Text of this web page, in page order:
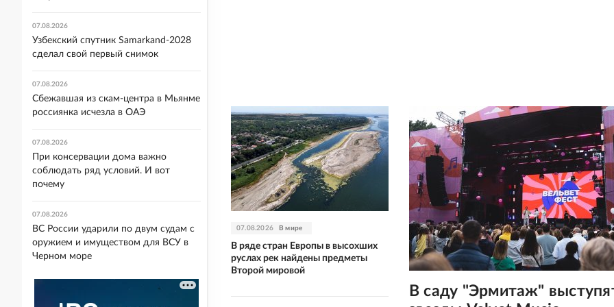
В саду "Эрмитаж"
07.08.2026 В мире
В ряде стран Европы в высохших
руслах рек найдены предметы
Второй мировой
07.08.2026
Узбекский спутник Samarkand-2028
сделал свой первый снимок
07.08.2026
Сбежавшая из скам-центра в Мьянме
россиянка исчезла в ОАЭ
07.08.2026
При консервации дома важно
соблюдать ряд условий. И вот
почему
07.08.2026
ВС России ударили по двум судам с
оружием и имуществом для ВСУ в
Черном море